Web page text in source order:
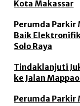
Kota Makassar
Perumda Parkir
Baik
Solo Raya
Tindaklanjuti
ke Jalan
Perumda Parkir